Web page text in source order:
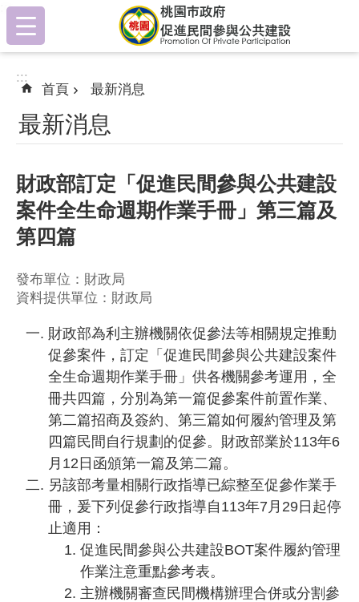
跳到主要內容區塊
:::
:::
首頁 最新消息
最新消息
財政部訂定「促進民間參與公共建設
案件全生命週期作業手冊」第三篇及
第四篇
發布單位：財政局
資料提供單位：財政局
財政部為利主辦機關依促參法等相關規定推動
促參案件，訂定「促進民間參與公共建設案件
全生命週期作業手冊」供各機關參考運用，全
冊共四篇，分別為第一篇促參案件前置作業、
第二篇招商及簽約、第三篇如何履約管理及第
四篇民間自行規劃的促參。財政部業於113年6
月12日函頒第一篇及第二篇。
另該部考量相關行政指導已綜整至促參作業手
冊，爰下列促參行政指導自113年7月29日起停
止適用：
促進民間參與公共建設BOT案件履約管理
作業注意重點參考表。
主辦機關審查民間機構辦理合併或分割參